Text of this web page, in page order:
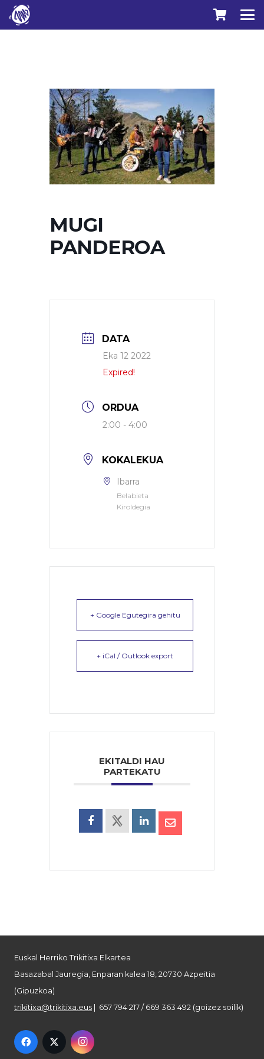
MUGI
PANDEROA
DATA
Eka 12 2022
Expired!
ORDUA
2:00 - 4:00
KOKALEKUA
Ibarra
Belabieta
Kiroldegia
+ Google Egutegira gehitu
+ iCal / Outlook export
EKITALDI HAU
PARTEKATU
Euskal Herriko Trikitixa Elkartea
Basazabal Jauregia, Enparan kalea 18, 20730 Azpeitia
(Gipuzkoa)
trikitixa@trikitixa.eus | 657 794 217 / 669 363 492 (goizez soilik)